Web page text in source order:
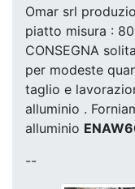
Omar srl
piatto misura :
CONSEGNA
per modeste
taglio e
alluminio .
alluminio
--